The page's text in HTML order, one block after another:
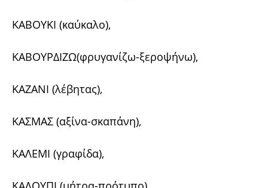
ΚΑΒΟΥΚΙ (καύκαλο),
ΚΑΒΟΥΡΔΙΖΩ(φρυγανίζω-ξεροψήνω),
ΚΑΖΑΝΙ (λέβητας),
ΚΑΣΜΑΣ (αξίνα-σκαπάνη),
ΚΑΛΕΜΙ (γραφίδα),